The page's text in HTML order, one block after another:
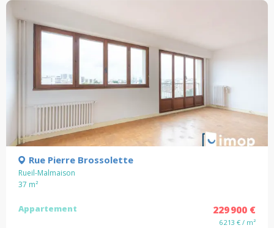
Rue Pierre Brossolette
Rueil-Malmaison
37 m²
Appartement 229 900 €
6 213 € / m²